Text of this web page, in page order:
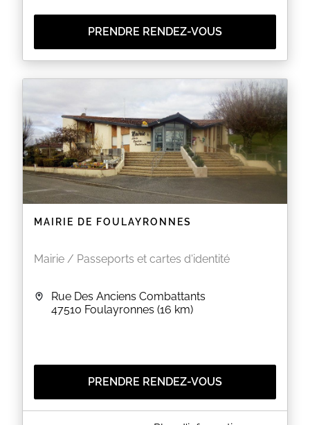
PRENDRE RENDEZ-VOUS
MAIRIE DE FOULAYRONNES
Mairie / Passeports et cartes d'identité
Rue Des Anciens Combattants
47510 Foulayronnes (16 km)
PRENDRE RENDEZ-VOUS